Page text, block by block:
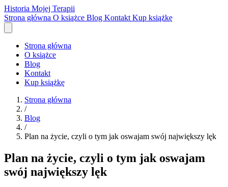
Historia Mojej Terapii
Strona główna O książce Blog Kontakt Kup książkę
Strona główna
O książce
Blog
Kontakt
Kup książkę
Strona główna
/
Blog
/
Plan na życie, czyli o tym jak oswajam swój największy lęk
Plan na życie, czyli o tym jak oswajam
swój największy lęk